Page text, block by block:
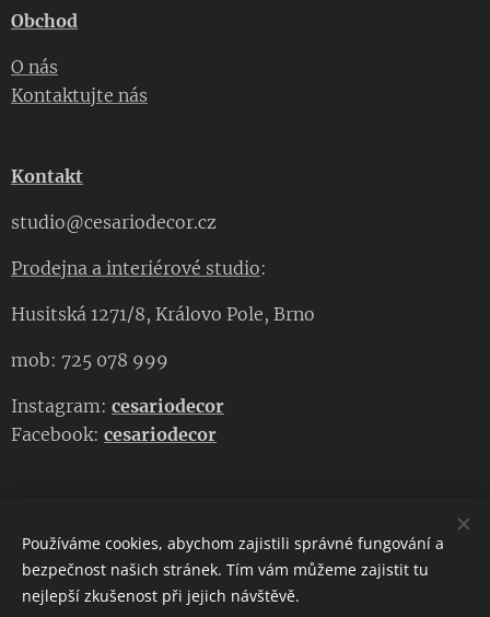
Obchod
O nás
Kontaktujte nás
Kontakt
studio@cesariodecor.cz
Prodejna a interiérové studio:
Husitská 1271/8, Královo Pole, Brno
mob: 725 078 999
Instagram: cesariodecor
Facebook: cesariodecor
CESARIO DECOR
Copyright 2023CESARIO DECOR. Všechna práva vyhrazena.
Používáme cookies, abychom zajistili správné fungování a
bezpečnost našich stránek. Tím vám můžeme zajistit tu
nejlepší zkušenost při jejich návštěvě.